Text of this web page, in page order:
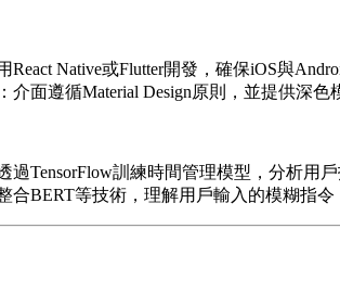
React Native或Flutter開發，確保iOS與
介面遵循Material Design原則，並提供深色
過TensorFlow訓練時間管理模型，分析用戶
合BERT等技術，理解用戶輸入的模糊指